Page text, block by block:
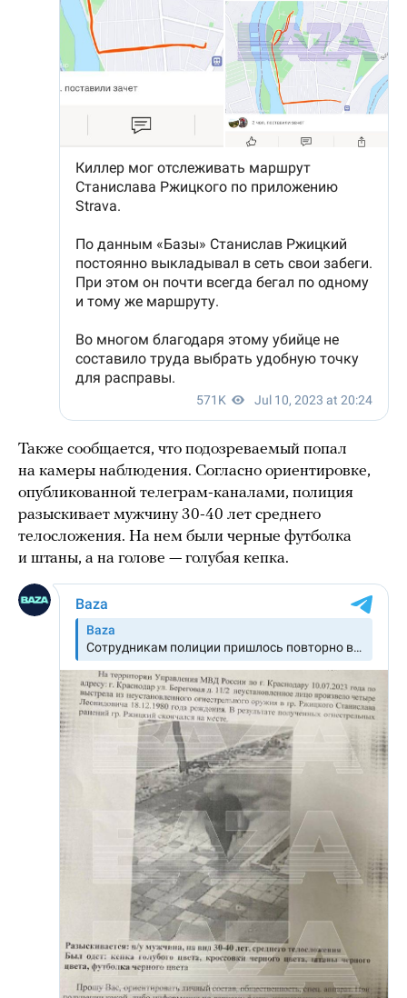
Также сообщается, что подозреваемый попал
на камеры наблюдения. Согласно ориентировке,
опубликованной телеграм-каналами, полиция
разыскивает мужчину 30-40 лет среднего
телосложения. На нем были черные футболка
и штаны, а на голове — голубая кепка.